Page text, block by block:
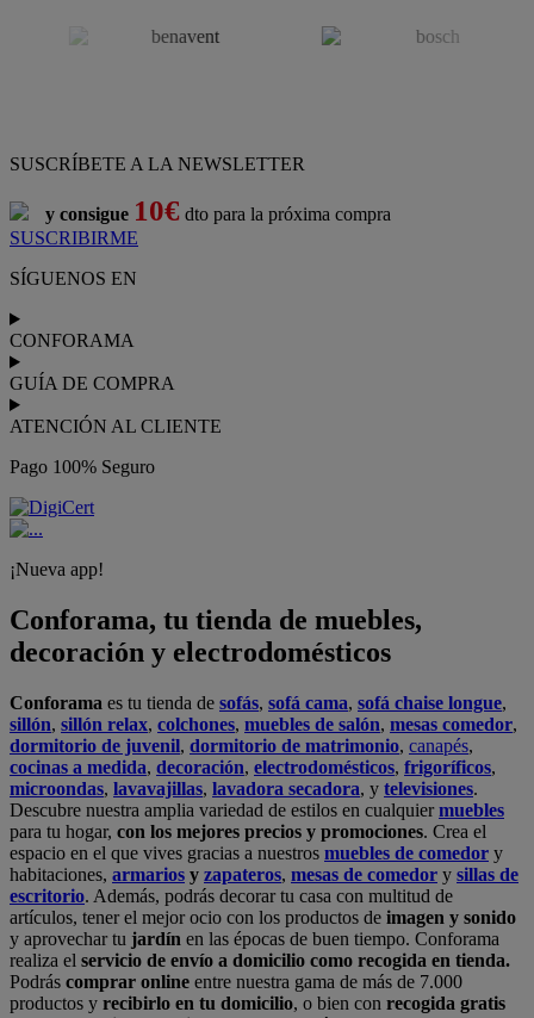
SUSCRÍBETE A LA NEWSLETTER
y consigue 10€ dto para la próxima compra
SUSCRIBIRME
SÍGUENOS EN
CONFORAMA
GUÍA DE COMPRA
ATENCIÓN AL CLIENTE
Pago 100% Seguro
¡Nueva app!
Conforama, tu tienda de muebles,
decoración y electrodomésticos
Conforama es tu tienda de sofás, sofá cama, sofá chaise longue,
sillón, sillón relax, colchones, muebles de salón, mesas comedor,
dormitorio de juvenil, dormitorio de matrimonio, canapés,
cocinas a medida, decoración, electrodomésticos, frigoríficos,
microondas, lavavajillas, lavadora secadora, y televisiones.
Descubre nuestra amplia variedad de estilos en cualquiermuebles
para tu hogar, con los mejores precios y promociones. Crea el
espacio en el que vives gracias a nuestros muebles de comedor y
habitaciones, armarios y zapateros, mesas de comedor y sillas de
escritorio. Además, podrás decorar tu casa con multitud de
artículos, tener el mejor ocio con los productos de imagen y sonido
y aprovechar tu jardín en las épocas de buen tiempo. Conforama
realiza el servicio de envío a domicilio como recogida en tienda.
Podrás comprar online entre nuestra gama de más de 7.000
productos y recibirlo en tu domicilio, o bien con recogida gratis